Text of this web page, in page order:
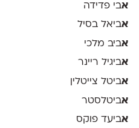
אבי פדידה
אביאל בסיל
אביב מלכי
אביגיל ריינר
אביטל צייטלין
אביטלסטר
אביעד פוקס